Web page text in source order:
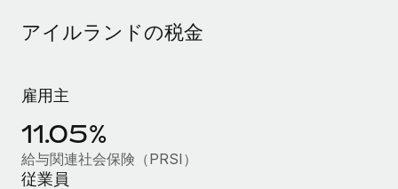
専門家に相談
バックグラウンドチェック
候補者の選考プロセスをシンプルに
当社とのパートナーシップの可能性を検討する
統合とAI自動化に関するコンサルティング
活用事例
ニュースルーム
情報センター
サポートを依頼する
すべてのリソースを表示する
アイルランドの税金
雇用主
11.05%
給与関連社会保険（PRSI）
従業員